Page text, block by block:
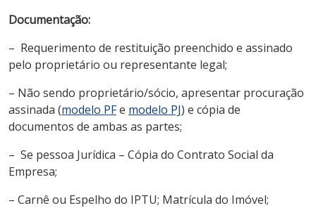
Documentação:
– Requerimento de restituição preenchido e assinado
pelo proprietário ou representante legal;
– Não sendo proprietário/sócio, apresentar procuração
assinada (modelo PFe modelo PJ) e cópia de
documentos de ambas as partes;
– Se pessoa Jurídica – Cópia do Contrato Social da
Empresa;
– Carnê ou Espelho do IPTU; Matrícula do Imóvel;